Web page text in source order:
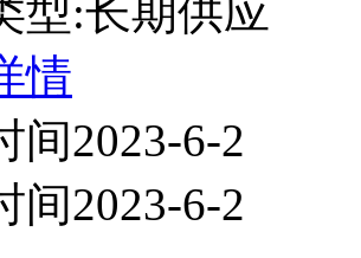
型:长期供应
情
间2023-6-2
间2023-6-2